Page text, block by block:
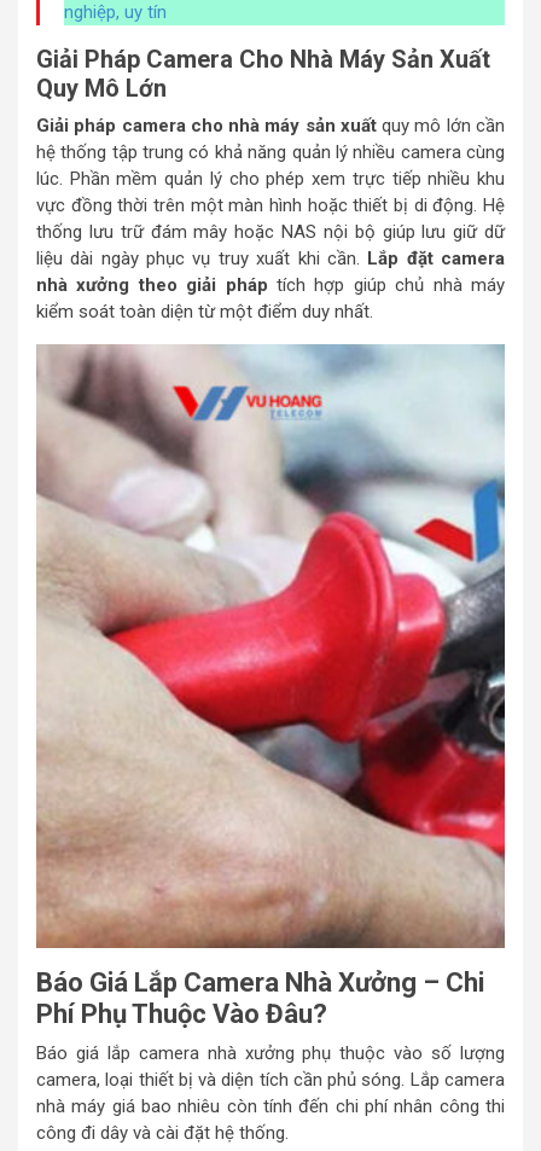
nghiệp, uy tín
Giải Pháp Camera Cho Nhà Máy Sản Xuất
Quy Mô Lớn
Giải pháp camera cho nhà máy sản xuấtquy mô lớn cần
hệ thống tập trung có khả năng quản lý nhiều camera cùng
lúc. Phần mềm quản lý cho phép xem trực tiếp nhiều khu
vực đồng thời trên một màn hình hoặc thiết bị di động. Hệ
thống lưu trữ đám mây hoặc NAS nội bộ giúp lưu giữ dữ
liệu dài ngày phục vụ truy xuất khi cần. Lắp đặt camera
nhà xưởng theo giải pháp tích hợp giúp chủ nhà máy
kiểm soát toàn diện từ một điểm duy nhất.
Báo Giá Lắp Camera Nhà Xưởng – Chi
Phí Phụ Thuộc Vào Đâu?
Báo giá lắp camera nhà xưởng phụ thuộc vào số lượng
camera, loại thiết bị và diện tích cần phủ sóng. Lắp camera
nhà máy giá bao nhiêu còn tính đến chi phí nhân công thi
công đi dây và cài đặt hệ thống.